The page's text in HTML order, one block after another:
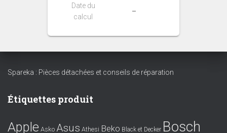
Date du
calcul
–
Spareka : Pièces détachées et conseils de réparation
Étiquettes produit
Apple Asko Asus Athesi Beko Black et Decker Bosch